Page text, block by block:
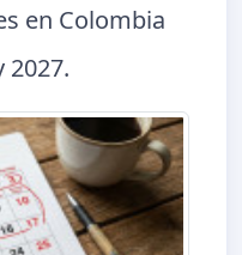
en Colombia
2027.